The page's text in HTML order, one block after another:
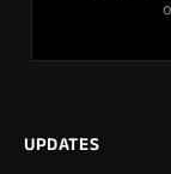
UPDATES